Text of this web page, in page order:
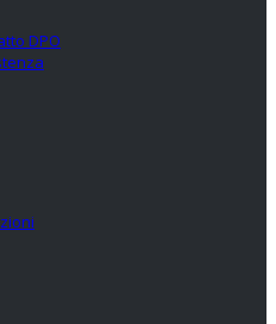
DPO